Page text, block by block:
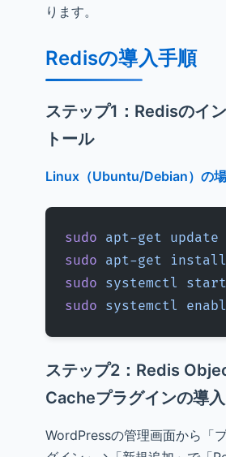
ります。
Redisの導入手順
ステップ1：Redisのイ
トール
Linux（Ubuntu/Debian）の場
sudo apt-get update
sudo apt-get install
sudo systemctl start
sudo systemctl
ステップ2：Redis
Cacheプラグインの導入
WordPressの管理画面から「